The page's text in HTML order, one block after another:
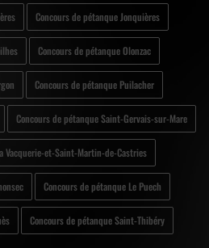
Concours de pétanque Jonquières
Concours de pétanque Olonzac
Concours de pétanque Puilacher
Concours de pétanque Saint-Gervais-sur-Mare
Vacquerie-et-Saint-Martin-de-Castries
Concours de pétanque Le Puech
Concours de pétanque Saint-Thibéry